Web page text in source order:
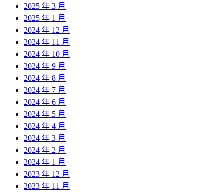
2025 年 3 月
2025 年 1 月
2024 年 12 月
2024 年 11 月
2024 年 10 月
2024 年 9 月
2024 年 8 月
2024 年 7 月
2024 年 6 月
2024 年 5 月
2024 年 4 月
2024 年 3 月
2024 年 2 月
2024 年 1 月
2023 年 12 月
2023 年 11 月